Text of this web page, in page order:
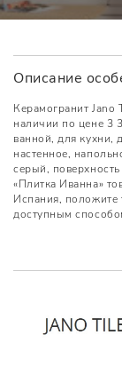
Описание
Керамогранит Jano
наличии по цене 3
ванной, для кухни,
настенное,
серый,
«Плитка Иванна»
Испания, положите
доступным